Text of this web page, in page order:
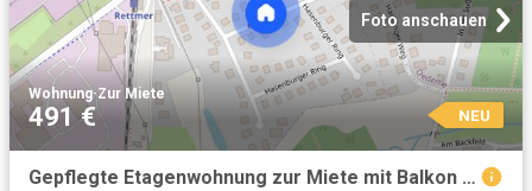
Foto anschauen
Wohnung·Zur Miete
491 € NEU
Gepflegte Etagenwohnung zur Miete mit Balkon in Lüneburg Häcklingen Wentzel Dr